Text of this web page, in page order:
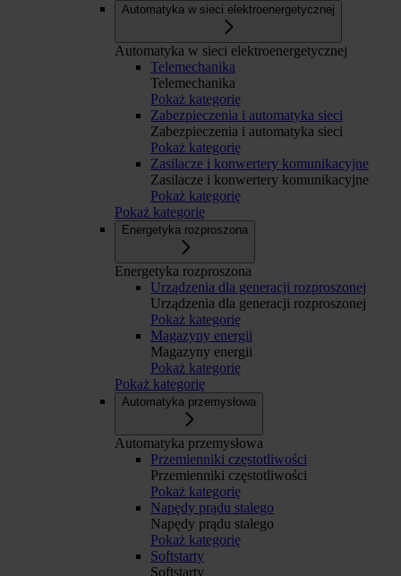
Automatyka w sieci elektroenergetycznej
Automatyka w sieci elektroenergetycznej
Telemechanika
Telemechanika
Pokaż kategorię
Zabezpieczenia i automatyka sieci
Zabezpieczenia i automatyka sieci
Pokaż kategorię
Zasilacze i konwertery komunikacyjne
Zasilacze i konwertery komunikacyjne
Pokaż kategorię
Pokaż kategorię
Energetyka rozproszona
Energetyka rozproszona
Urządzenia dla generacji rozproszonej
Urządzenia dla generacji rozproszonej
Pokaż kategorię
Magazyny energii
Magazyny energii
Pokaż kategorię
Pokaż kategorię
Automatyka przemysłowa
Automatyka przemysłowa
Przemienniki częstotliwości
Przemienniki częstotliwości
Pokaż kategorię
Napędy prądu stałego
Napędy prądu stałego
Pokaż kategorię
Softstarty
Softstarty